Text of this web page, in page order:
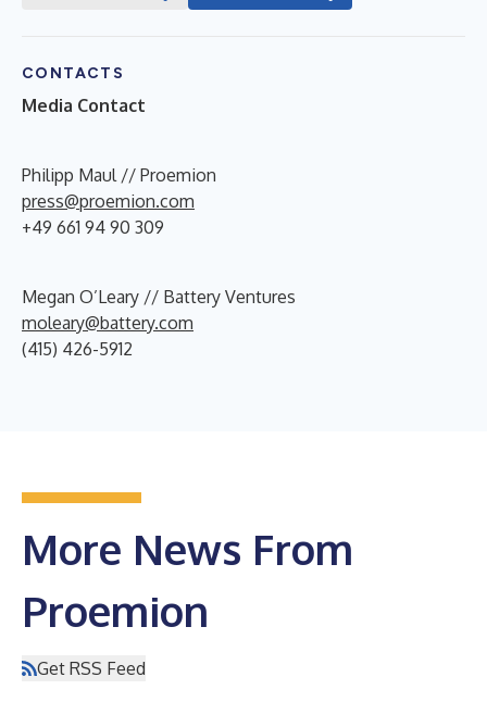
CONTACTS
Media Contact
Philipp Maul // Proemion
press@proemion.com
+49 661 94 90 309
Megan O’Leary // Battery Ventures
moleary@battery.com
(415) 426-5912
More News From
Proemion
Get RSS Feed